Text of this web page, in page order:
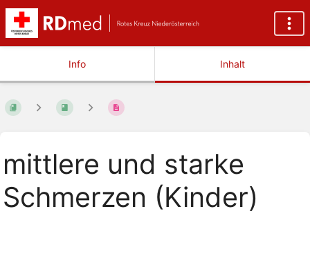
Info Inhalt
mittlere und starke
Schmerzen (Kinder)